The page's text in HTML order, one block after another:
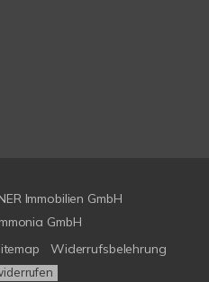
Immobilien GmbH
GmbH
Widerrufsbelehrung